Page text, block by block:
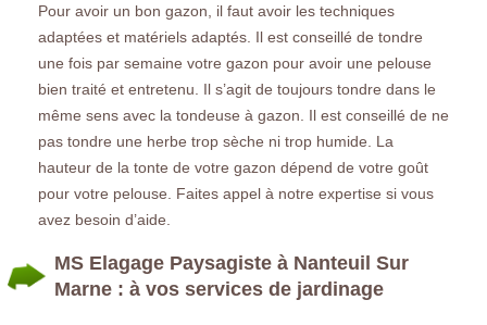
Pour avoir un bon gazon, il faut avoir les techniques
adaptées et matériels adaptés. Il est conseillé de tondre
une fois par semaine votre gazon pour avoir une pelouse
bien traité et entretenu. Il s’agit de toujours tondre dans le
même sens avec la tondeuse à gazon. Il est conseillé de ne
pas tondre une herbe trop sèche ni trop humide. La
hauteur de la tonte de votre gazon dépend de votre goût
pour votre pelouse. Faites appel à notre expertise si vous
avez besoin d’aide.
MS Elagage Paysagiste à Nanteuil Sur
Marne : à vos services de jardinage